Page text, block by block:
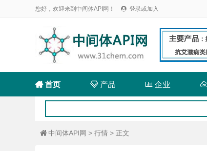
您好，欢迎来到中间体API网！  登录或加入
首页 产品  企业
 中间体API网 > 行情 > 正文